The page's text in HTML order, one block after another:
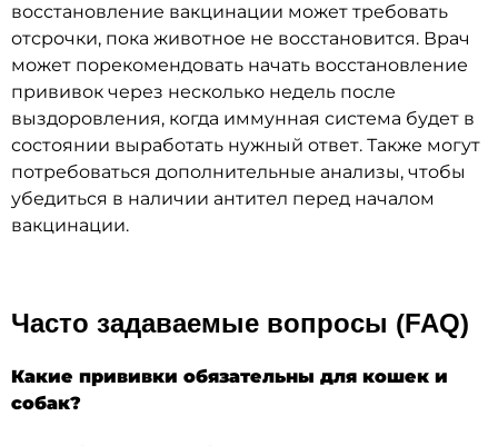
восстановление вакцинации может требовать
отсрочки, пока животное не восстановится. Врач
может порекомендовать начать восстановление
прививок через несколько недель после
выздоровления, когда иммунная система будет в
состоянии выработать нужный ответ. Также могут
потребоваться дополнительные анализы, чтобы
убедиться в наличии антител перед началом
вакцинации.
Часто задаваемые вопросы (FAQ)
Какие прививки обязательны для кошек и
собак?